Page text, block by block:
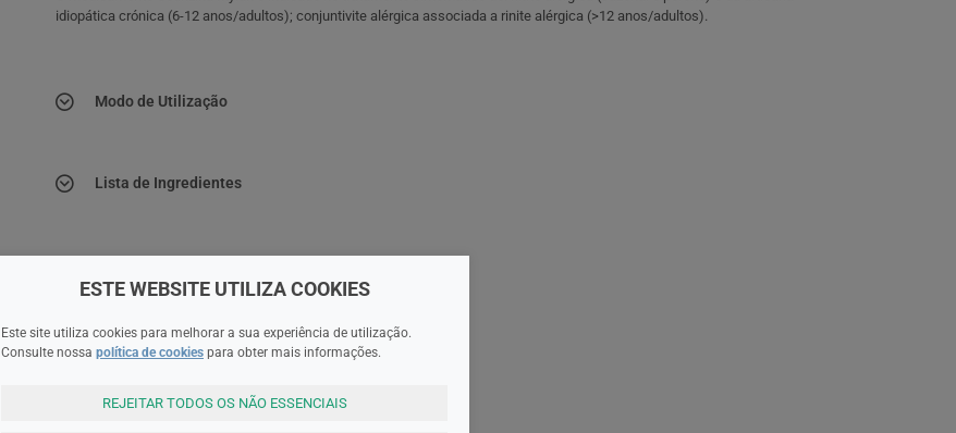
idiopática crónica (6-12 anos/adultos); conjuntivite alérgica associada a rinite alérgica (>12 anos/adultos).
Modo de Utilização
Lista de Ingredientes
ESTE WEBSITE UTILIZA COOKIES
Este site utiliza cookies para melhorar a sua experiência de utilização.
Consulte nossa política de cookies para obter mais informações.
REJEITAR TODOS OS NÃO ESSENCIAIS